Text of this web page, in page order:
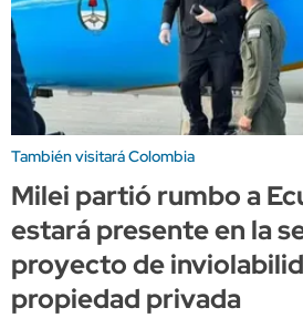
También visitará Colombia
Milei partió rumbo a
estará presente en la
proyecto de
propiedad privada